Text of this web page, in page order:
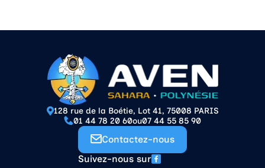
128 rue de la Boétie, Lot 41, 75008 PARIS
01 44 78 20 60ou07 44 55 85 90
Contactez-nous
Suivez-nous sur